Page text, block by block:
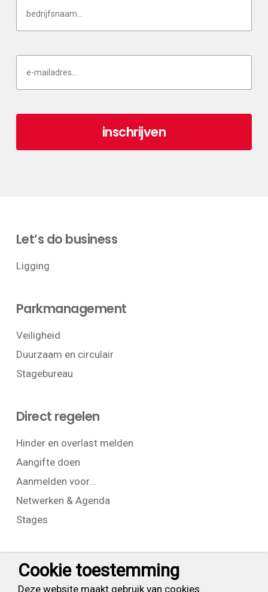
Let’s do business
Ligging
Parkmanagement
Veiligheid
Duurzaam en circulair
Stagebureau
Direct regelen
Hinder en overlast melden
Aangifte doen
Aanmelden voor…
Netwerken & Agenda
Stages
Contact
T:+31 (0) 23 525 7826
Cookie toestemming
Deze website maakt gebruik van cookies.